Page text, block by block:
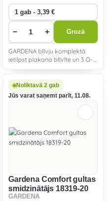
− + Grozā
GARDENA blīvju komplektā
ietilpst plakana blīvīte un 3 O-
Noliktavā 2 gab
Jūs varat saņemt parīt, 11.08.
Gardena Comfort gultas
smidzinātājs 18319-20
GARDENA